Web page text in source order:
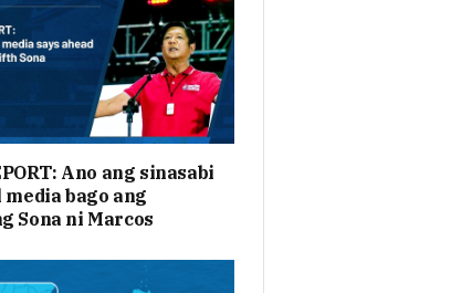
Ano ang sinasabi
media bago ang
Sona ni Marcos